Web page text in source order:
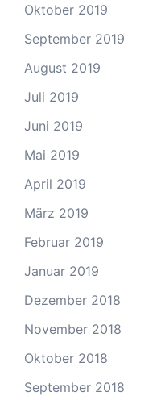
Oktober 2019
September 2019
August 2019
Juli 2019
Juni 2019
Mai 2019
April 2019
März 2019
Februar 2019
Januar 2019
Dezember 2018
November 2018
Oktober 2018
September 2018